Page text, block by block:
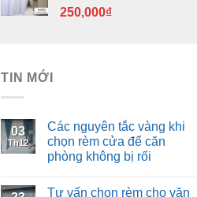
250,000₫
TIN MỚI
03
Th12
Các nguyên tắc vàng khi
chọn rèm cửa để căn
phòng không bị rối
Tư vấn chọn rèm cho văn